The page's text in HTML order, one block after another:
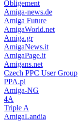
Obligement
Amiga-news.de
Amiga Future
AmigaWorld.net
Amiga.gr
AmigaNews.it
AmigaPage.it
Amigans.net
Czech PPC User Group
PPA.pl
Amiga-NG
4A
Triple A
AmigaLandia